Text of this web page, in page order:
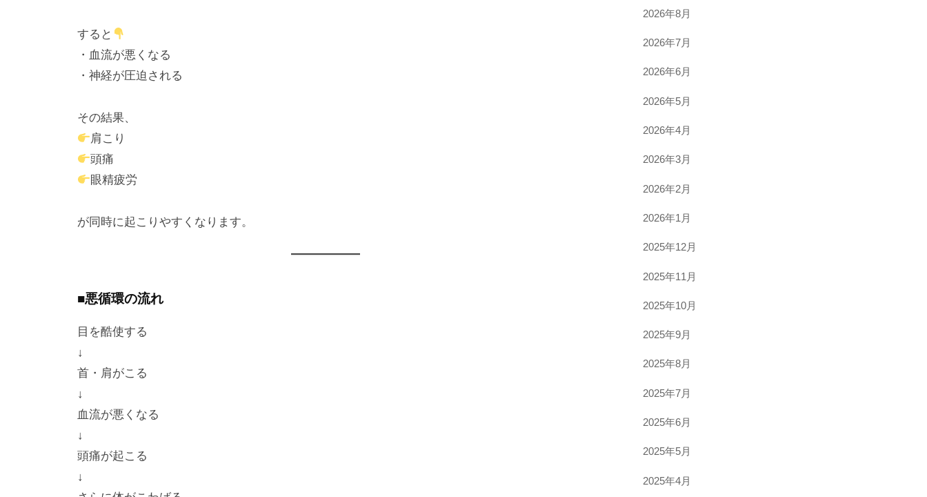
すると
・血流が悪くなる
・神経が圧迫される
その結果、
肩こり
頭痛
眼精疲労
が同時に起こりやすくなります。
■悪循環の流れ
目を酷使する
↓
首・肩がこる
↓
血流が悪くなる
↓
頭痛が起こる
↓
2026年8月
2026年7月
2026年6月
2026年5月
2026年4月
2026年3月
2026年2月
2026年1月
2025年12月
2025年11月
2025年10月
2025年9月
2025年8月
2025年7月
2025年6月
2025年5月
2025年4月